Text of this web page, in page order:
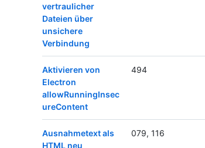
vertraulicher
Dateien über
unsichere
Verbindung
Aktivieren von
Electron
allowRunningInsec
ureContent
494
Ausnahmetext als
HTML neu
079, 116